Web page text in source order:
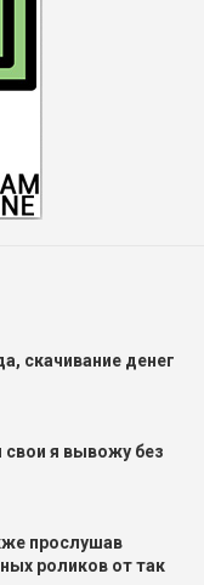
скачивание денег
свои я вывожу без
прослушав
роликов от так